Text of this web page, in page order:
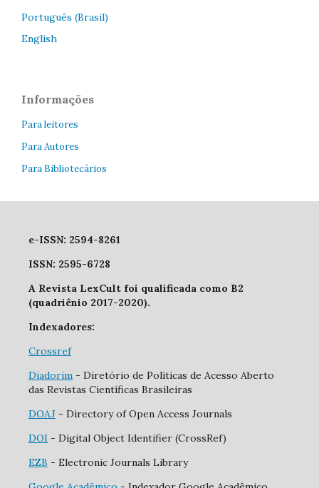
Português (Brasil)
English
Informações
Para leitores
Para Autores
Para Bibliotecários
e-ISSN: 2594-8261
ISSN: 2595-6728
A Revista LexCult foi qualificada como B2
(quadriênio 2017-2020).
Indexadores:
Crossref
Diadorim - Diretório de Políticas de Acesso Aberto
das Revistas Científicas Brasileiras
DOAJ - Directory of Open Access Journals
DOI - Digital Object Identifier (CrossRef)
EZB - Electronic Journals Library